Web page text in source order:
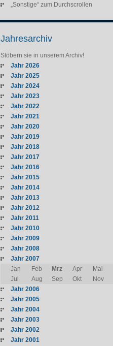
„Sonstige“ zum Durchscrollen
Jahresarchiv
Stöbern sie in unserem Archiv!
Jahr 2026
Jahr 2025
Jahr 2024
Jahr 2023
Jahr 2022
Jahr 2021
Jahr 2020
Jahr 2019
Jahr 2018
Jahr 2017
Jahr 2016
Jahr 2015
Jahr 2014
Jahr 2013
Jahr 2012
Jahr 2011
Jahr 2010
Jahr 2009
Jahr 2008
Jahr 2007
Jan
Feb Mrz Apr Mai
Jul
Aug Sep Okt Nov
Jahr 2006
Jahr 2005
Jahr 2004
Jahr 2003
Jahr 2002
Jahr 2001